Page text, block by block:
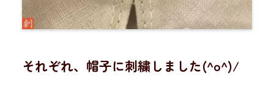
それぞれ、帽子に刺繍しました(^o^)/